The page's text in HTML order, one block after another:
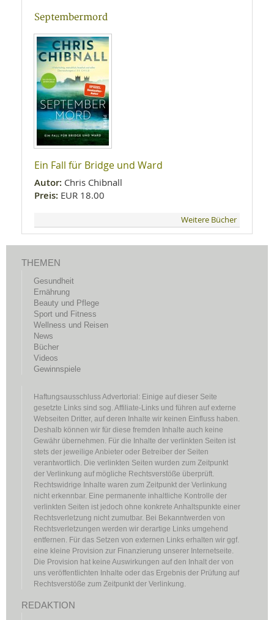
Septembermord
Ein Fall für Bridge und Ward
Autor: Chris Chibnall
Preis: EUR 18.00
Weitere Bücher
THEMEN
Gesundheit
Ernährung
Beauty und Pflege
Sport und Fitness
Wellness und Reisen
News
Bücher
Videos
Gewinnspiele
Haftungsausschluss Advertorial: Einige auf dieser Seite
gesetzte Links sind sog. Affiliate-Links und führen auf externe
Webseiten Dritter, auf deren Inhalte wir keinen Einfluss haben.
Deshalb können wir für diese fremden Inhalte auch keine
Gewähr übernehmen. Für die Inhalte der verlinkten Seiten ist
stets der jeweilige Anbieter oder Betreiber der Seiten
verantwortlich. Die verlinkten Seiten wurden zum Zeitpunkt
der Verlinkung auf mögliche Rechtsverstöße überprüft.
Rechtswidrige Inhalte waren zum Zeitpunkt der Verlinkung
nicht erkennbar. Eine permanente inhaltliche Kontrolle der
verlinkten Seiten ist jedoch ohne konkrete Anhaltspunkte einer
Rechtsverletzung nicht zumutbar. Bei Bekanntwerden von
Rechtsverletzungen werden wir derartige Links umgehend
entfernen. Für das Setzen von externen Links erhalten wir ggf.
eine kleine Provision zur Finanzierung unserer Internetseite.
Die Provision hat keine Auswirkungen auf den Inhalt der von
uns veröffentlichten Inhalte oder das Ergebnis der Prüfung auf
Rechtsverstöße zum Zeitpunkt der Verlinkung.
REDAKTION